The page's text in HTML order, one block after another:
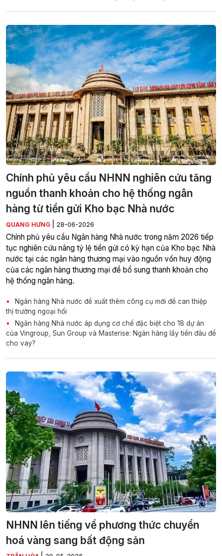
Chính phủ yêu cầu NHNN nghiên cứu tăng
nguồn thanh khoản cho hệ thống ngân
hàng từ tiền gửi Kho bạc Nhà nước
QUANG HƯNG 28-06-2026
Chính phủ yêu cầu Ngân hàng Nhà nước trong năm 2026 tiếp
tục nghiên cứu nâng tỷ lệ tiền gửi có kỳ hạn của Kho bạc Nhà
nước tại các ngân hàng thương mại vào nguồn vốn huy động
của các ngân hàng thương mại để bổ sung thanh khoản cho
hệ thống ngân hàng.
Ngân hàng Nhà nước đề xuất thêm công cụ mới để can thiệp
thị trường ngoại hối
Ngân hàng Nhà nước áp dụng cơ chế đặc biệt cho 18 dự án
của Vingroup, Sun Group và Masterise: Ngân hàng lấy tiền đâu để
cho vay?
NHNN lên tiếng về phương thức chuyển
hoá vàng sang bất động sản